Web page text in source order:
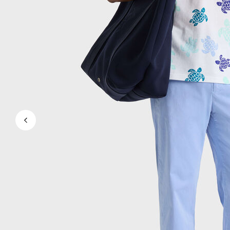
Mágico
Ver todo Bañadores
Pret-a-porter
Shorts
Jersey y cárdigan
Chaquetas y Abrigos
Pantalones
Camisetas
Loungewear
Ver todo Pret-a-porter
Tallas grandes